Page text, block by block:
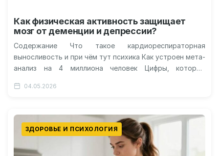
Как физическая активность защищает
мозг от деменции и депрессии?
Содержание Что такое кардиореспираторная
выносливость и при чём тут психика Как устроен мета-
анализ на 4 миллиона человек Цифры, которые
физическая…
04.05.2026
ЗДОРОВЬЕ И ПСИХОЛОГИЯ